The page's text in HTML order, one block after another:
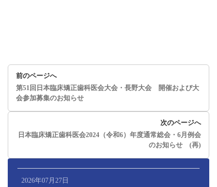
前のページへ
第51回日本臨床矯正歯科医会大会・長野大会 開催および大
会参加募集のお知らせ
次のページへ
日本臨床矯正歯科医会2024（令和6）年度通常総会・6月例会
のお知らせ (再)
2026年07月27日